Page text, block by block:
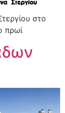
στο
πρωί